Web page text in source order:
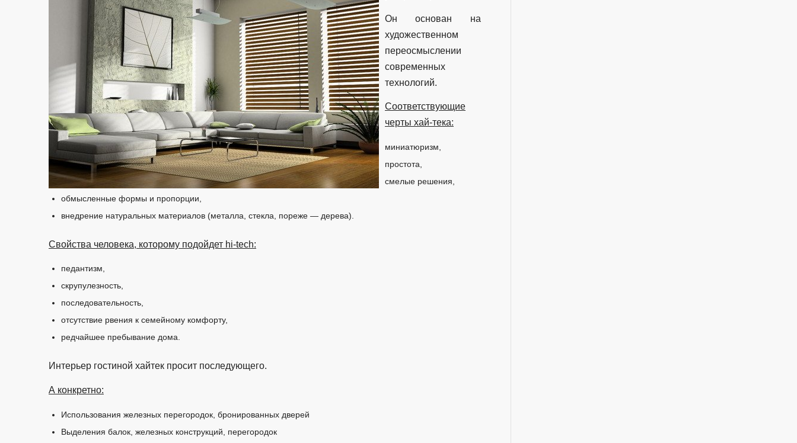
Он основан на
художественном
переосмыслении
современных
технологий.
Соответствующие
черты хай-тека:
миниатюризм,
простота,
смелые решения,
обмысленные формы и пропорции,
внедрение натуральных материалов (металла, стекла, пореже — дерева).
Свойства человека, которому подойдет hi-tech:
педантизм,
скрупулезность,
последовательность,
отсутствие рвения к семейному комфорту,
редчайшее пребывание дома.
Интерьер гостиной хайтек просит последующего.
А конкретно:
Использования железных перегородок, бронированных дверей
Выделения балок, железных конструкций, перегородок